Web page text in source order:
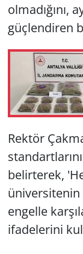
olmadığını,
güçlendiren
Rektör
belirterek,
engelle
ifadelerini